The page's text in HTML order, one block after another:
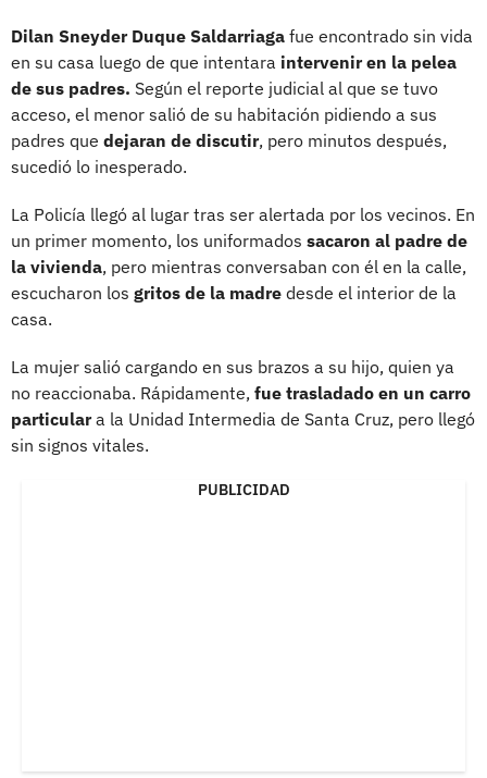
Dilan Sneyder Duque Saldarriaga fue encontrado sin vida
en su casa luego de que intentara intervenir en la pelea
de sus padres. Según el reporte judicial al que se tuvo
acceso, el menor salió de su habitación pidiendo a sus
padres que dejaran de discutir, pero minutos después,
sucedió lo inesperado.
La Policía llegó al lugar tras ser alertada por los vecinos. En
un primer momento, los uniformados sacaron al padre de
la vivienda, pero mientras conversaban con él en la calle,
escucharon los gritos de la madre desde el interior de la
casa.
La mujer salió cargando en sus brazos a su hijo, quien ya
no reaccionaba. Rápidamente, fue trasladado en un carro
particulara la Unidad Intermedia de Santa Cruz, pero llegó
sin signos vitales.
PUBLICIDAD